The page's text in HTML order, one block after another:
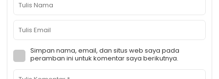
Simpan nama, email, dan situs web saya pada
peramban ini untuk komentar saya berikutnya.